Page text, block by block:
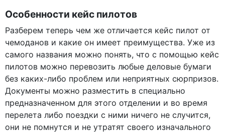
Особенности кейс пилотов
Разберем теперь чем же отличается кейс пилот от
чемоданов и какие он имеет преимущества. Уже из
самого названия можно понять, что с помощью кейс
пилотов можно перевозить любые деловые бумаги
без каких-либо проблем или неприятных сюрпризов.
Документы можно разместить в специально
предназначенном для этого отделении и во время
перелета либо поездки с ними ничего не случится,
они не помнутся и не утратят своего изначального